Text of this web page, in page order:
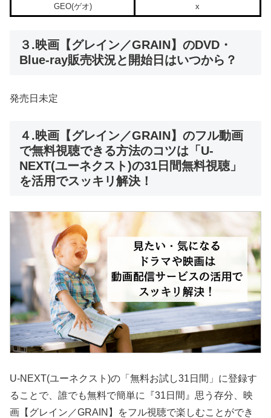
GEO(ゲオ) x
３.映画【グレイン／GRAIN】のDVD・
Blue-ray販売状況と開始日はいつから？
発売日未定
４.映画【グレイン／GRAIN】のフル動画
で無料視聴できる方法のコツは「U-
NEXT(ユーネクスト)の31日間無料視聴」
を活用でスッキリ解決！
U-NEXT(ユーネクスト)の「無料お試し31日間」に登録す
ることで、誰でも無料で簡単に『31日間』思う存分、映
画【グレイン／GRAIN】をフル視聴で楽しむことができ